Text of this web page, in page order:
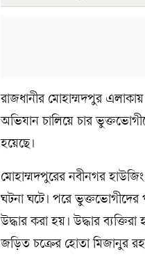
রাজধানীর মোহাম্মদপুর
অভিযান চালিয়ে চার
হয়েছে।
মোহাম্মদপুরের নবীনগর
ঘটনা ঘটে। পরে ভুক্তভোগীদের
উদ্ধার করা হয়। উদ্ধার
জড়িত চক্রের হোতা মিজানুর